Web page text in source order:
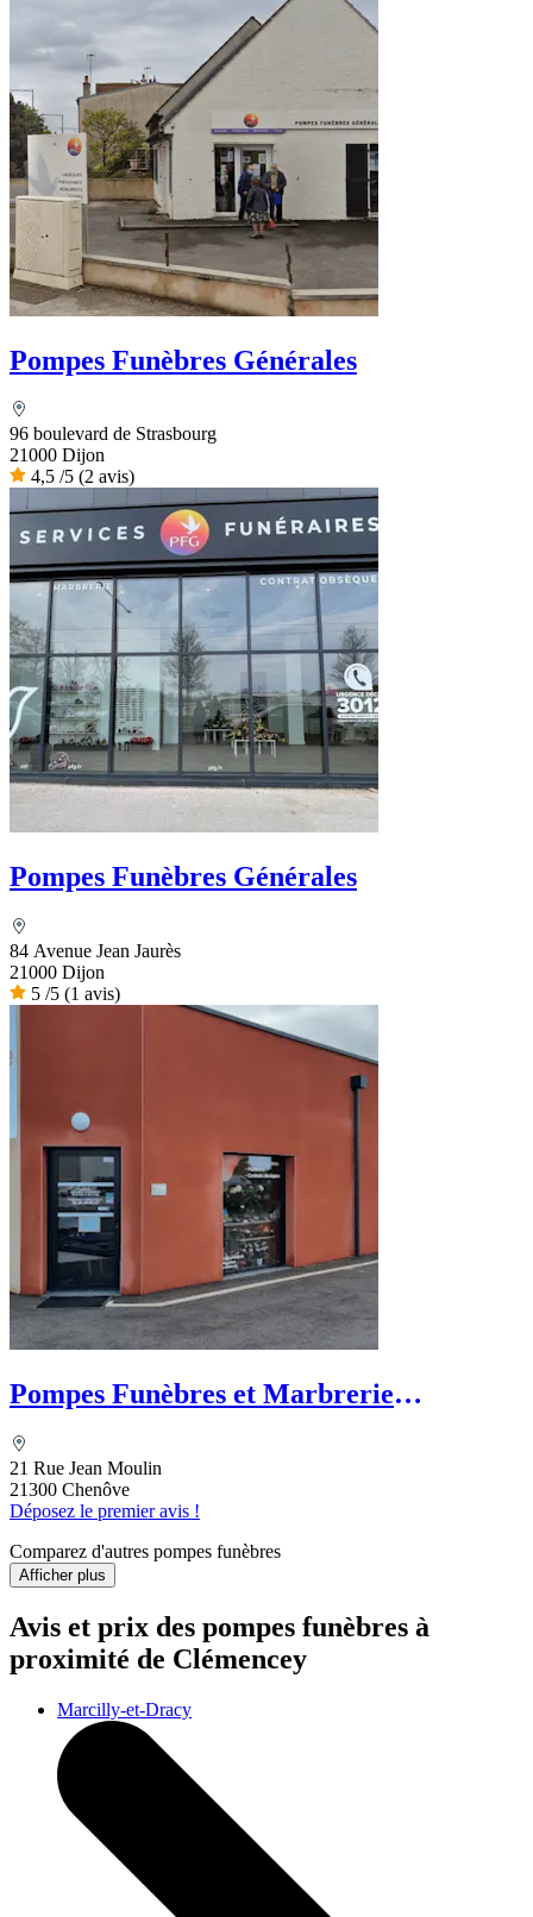
Pompes Funèbres Générales
96 boulevard de Strasbourg
21000 Dijon
4,5 /5 (2 avis)
Pompes Funèbres Générales
84 Avenue Jean Jaurès
21000 Dijon
5 /5 (1 avis)
Pompes Funèbres et Marbrerie
21 Rue Jean Moulin
21300 Chenôve
Déposez le premier avis !
Comparez d'autres pompes funèbres
Afficher plus
Avis et prix des pompes funèbres à
proximité de Clémencey
Marcilly-et-Dracy